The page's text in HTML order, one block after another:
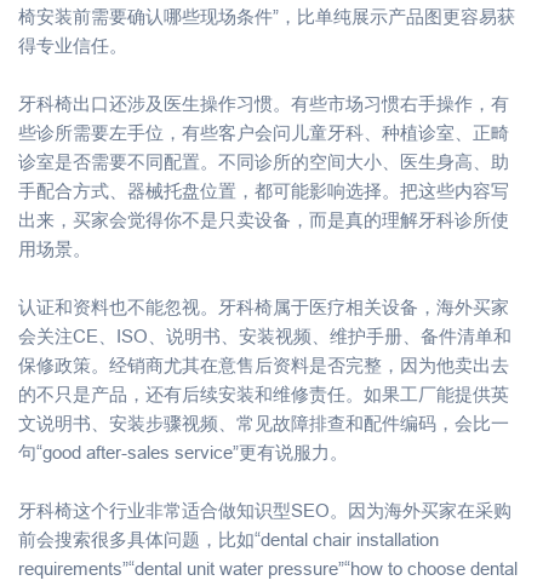
椅安装前需要确认哪些现场条件”，比单纯展示产品图更容易获
得专业信任。
牙科椅出口还涉及医生操作习惯。有些市场习惯右手操作，有
些诊所需要左手位，有些客户会问儿童牙科、种植诊室、正畸
诊室是否需要不同配置。不同诊所的空间大小、医生身高、助
手配合方式、器械托盘位置，都可能影响选择。把这些内容写
出来，买家会觉得你不是只卖设备，而是真的理解牙科诊所使
用场景。
认证和资料也不能忽视。牙科椅属于医疗相关设备，海外买家
会关注CE、ISO、说明书、安装视频、维护手册、备件清单和
保修政策。经销商尤其在意售后资料是否完整，因为他卖出去
的不只是产品，还有后续安装和维修责任。如果工厂能提供英
文说明书、安装步骤视频、常见故障排查和配件编码，会比一
句“good after-sales service”更有说服力。
牙科椅这个行业非常适合做知识型SEO。因为海外买家在采购
前会搜索很多具体问题，比如“dental chair installation
requirements”“dental unit water pressure”“how to choose dental